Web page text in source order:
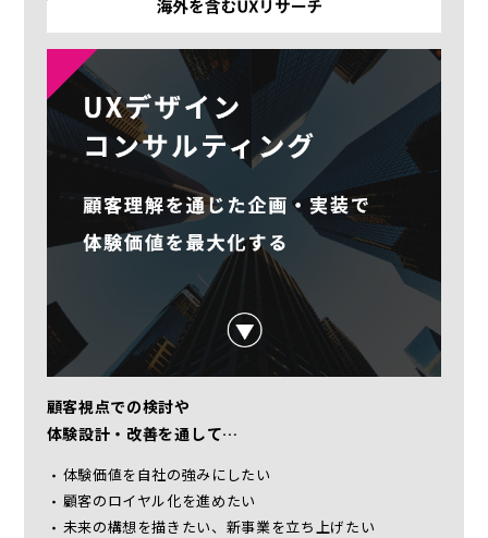
顧客視点での検討や
体験設計・改善を通して…
体験価値を自社の強みにしたい
顧客のロイヤル化を進めたい
未来の構想を描きたい、新事業を立ち上げたい